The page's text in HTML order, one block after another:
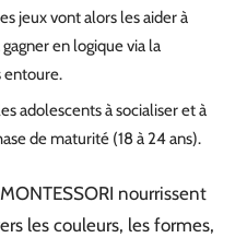
jeux vont alors les aider à
en logique via la
entoure.
adolescents à socialiser et à
de maturité (18 à 24 ans).
nourrissent
les couleurs, les formes,